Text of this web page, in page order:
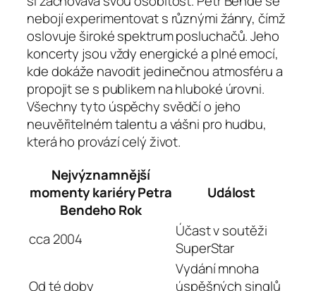
nebojí experimentovat s různými žánry, čímž
oslovuje široké spektrum posluchačů. Jeho
koncerty jsou vždy energické a plné emocí,
kde dokáže navodit jedinečnou atmosféru a
propojit se s publikem na hluboké úrovni.
Všechny tyto úspěchy svědčí o jeho
neuvěřitelném talentu a vášni pro hudbu,
která ho provází celý život.
Nejvýznamnější
momenty kariéry Petra
Bendeho Rok
Událost
cca 2004
Účast v soutěži
SuperStar
Od té doby
Vydání mnoha
úspěšných singlů